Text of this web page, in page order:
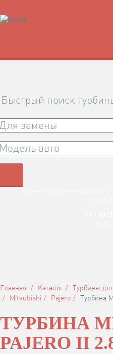
Быстрый поиск
Главная Каталог
Турбины
Mitsubishi
Pajero Турбина
ТУРБИНА
PAJERO II